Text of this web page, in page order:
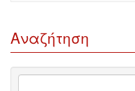
Αναζήτηση